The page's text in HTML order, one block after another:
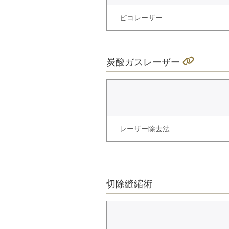
ピコレーザー
炭酸ガスレーザー
レーザー除去法
切除縫縮術